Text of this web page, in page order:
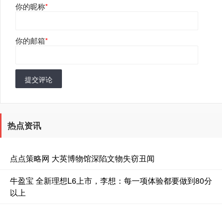
你的昵称*
你的邮箱*
提交评论
热点资讯
点点策略网 大英博物馆深陷文物失窃丑闻
牛盈宝 全新理想L6上市，李想：每一项体验都要做到80分
以上